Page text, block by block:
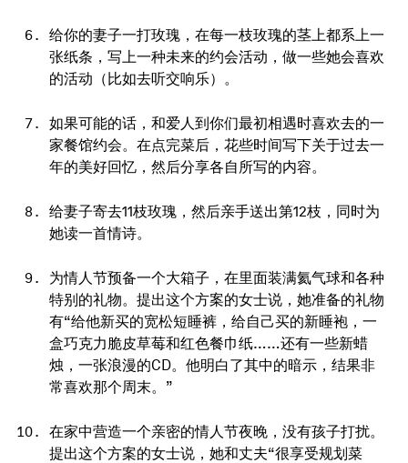
给你的妻子一打玫瑰，在每一枝玫瑰的茎上都系上一
张纸条，写上一种未来的约会活动，做一些她会喜欢
的活动（比如去听交响乐）。
如果可能的话，和爱人到你们最初相遇时喜欢去的一
家餐馆约会。在点完菜后，花些时间写下关于过去一
年的美好回忆，然后分享各自所写的内容。
给妻子寄去11枝玫瑰，然后亲手送出第12枝，同时为
她读一首情诗。
为情人节预备一个大箱子，在里面装满氦气球和各种
特别的礼物。提出这个方案的女士说，她准备的礼物
有“给他新买的宽松短睡裤，给自己买的新睡袍，一
盒巧克力脆皮草莓和红色餐巾纸……还有一些新蜡
烛，一张浪漫的CD。他明白了其中的暗示，结果非
常喜欢那个周末。”
在家中营造一个亲密的情人节夜晚，没有孩子打扰。
提出这个方案的女士说，她和丈夫“很享受规划菜